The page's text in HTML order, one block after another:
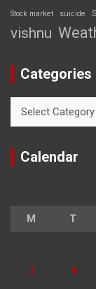
Stock market suicide
vishnu
Categories
Calendar
M T
3 4